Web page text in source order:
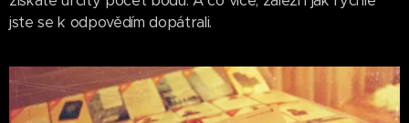
jste se k odpovědím dopátrali.